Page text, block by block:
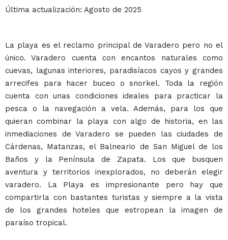
Última actualización: Agosto de 2025
La playa es el reclamo principal de Varadero pero no el
único. Varadero cuenta con encantos naturales como
cuevas, lagunas interiores, paradisíacos cayos y grandes
arrecifes para hacer buceo o snorkel. Toda la región
cuenta con unas condiciones ideales para practicar la
pesca o la navegación a vela. Además, para los que
quieran combinar la playa con algo de historia, en las
inmediaciones de Varadero se pueden las ciudades de
Cárdenas, Matanzas, el Balneario de San Miguel de los
Baños y la Península de Zapata. Los que busquen
aventura y territorios inexplorados, no deberán elegir
varadero. La Playa es impresionante pero hay que
compartirla con bastantes turistas y siempre a la vista
de los grandes hoteles que estropean la imagen de
paraíso tropical.